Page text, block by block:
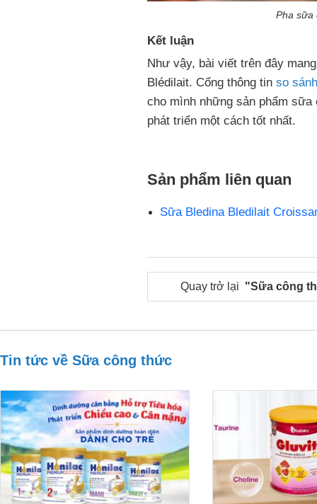
Pha sữa
Kết luận
Như vậy, bài viết trên đây
Blédilait. Cổng thông tin so
cho mình những sản phẩm
phát triển một cách tốt nhất.
Sản phẩm liên quan
Sữa Bledina Bledilait
Quay trở lại "Sữa công
Tin tức về Sữa công thức